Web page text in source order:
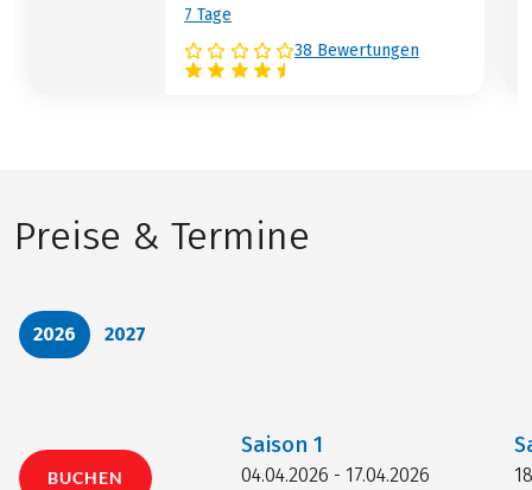
7 Tage
38 Bewertungen
Preise & Termine
2026 2027
BUCHEN
Saison 1
04.04.2026 - 17.04.2026